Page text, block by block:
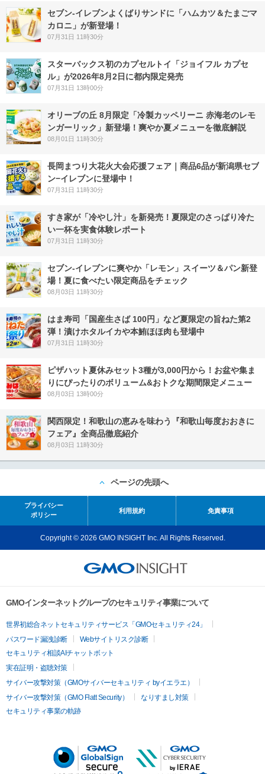
セブン‐イレブンよくばりサンドに「ハムカツ＆たまごマ
カロニ」が新登場！
07月31日 11時30分
スターバックス初のカプセルトイ「ジョイフル カプセ
ル」が2026年8月2日に都内限定発売
07月31日 13時00分
オリーブの丘 8月限定「冷製カッペリーニ 赤海老のレモ
ンガーリック」新登場！爽やか夏メニューを徹底解説
08月01日 11時30分
長岡まつり大花火大会応援フェア｜商品6品が新潟県セブ
ン−イレブンに登場中！
07月31日 11時30分
すき家が「冷やし汁」を新発売！夏限定のさっぱり冷た
い一杯を実食体験レポート
07月31日 11時30分
セブン‐イレブンに爽やか「レモン」スイーツ＆パン新登
場！夏に食べたい限定商品をチェック
08月03日 11時30分
はま寿司「国産生さば 100円」など夏限定の旨ねた第2
弾！漬けホタルイカや本鮪ほほ肉も登場中
07月31日 11時30分
ピザハット夏休みセット3種が3,000円から！お盆や集ま
りにぴったりのボリューム&おトクな期間限定メニュー
08月03日 13時00分
関西限定！和歌山の恵みを味わう『和歌山毎度おおきに
フェア』全商品徹底紹介
08月03日 11時30分
ページの先頭へ
プライバシー
ポリシー
利用規約 免責事項
Copyright © 2026 GMO INSIGHT Inc. All Rights Reserved.
GMOインターネットグループのセキュリティ事業について
世界初総合ネットセキュリティサービス「GMOセキュリティ24」
パスワード漏洩診断
Webサイトリスク診断
セキュリティ相談AIチャットボット
実在証明・盗聴対策
サイバー攻撃対策（GMOサイバーセキュリティ byイエラエ）
サイバー攻撃対策（GMO Flatt Security）
なりすまし対策
セキュリティ事業の軌跡